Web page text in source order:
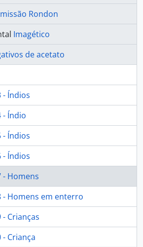
Rondon
Imagético
de acetato
- Índios
- Índio
- Índios
- Índios
- Homens
- Homens em enterro
- Crianças
- Criança